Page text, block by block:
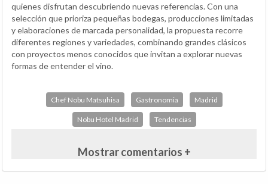
quienes disfrutan descubriendo nuevas referencias. Con una
selección que prioriza pequeñas bodegas, producciones limitadas
y elaboraciones de marcada personalidad, la propuesta recorre
diferentes regiones y variedades, combinando grandes clásicos
con proyectos menos conocidos que invitan a explorar nuevas
formas de entender el vino.
Chef Nobu Matsuhisa Gastronomia Madrid
Nobu Hotel Madrid Tendencias
Mostrar comentarios +